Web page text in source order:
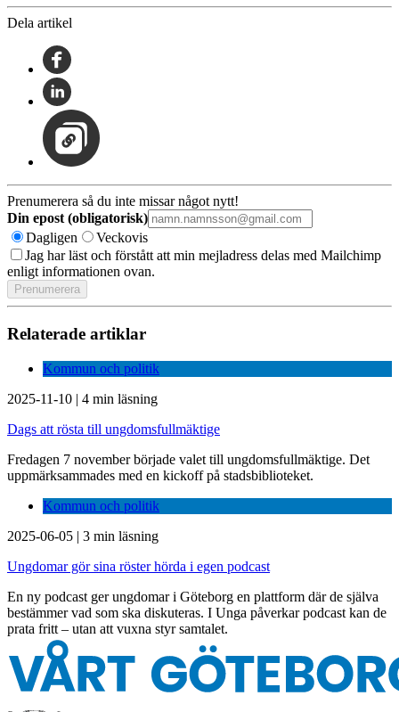
Dela artikel
Prenumerera så du inte missar något nytt!
Din epost (obligatorisk)
Dagligen
Veckovis
Jag har läst och förstått att min mejladress delas med Mailchimp
enligt informationen ovan.
Relaterade artiklar
Kommun och politik
2025-11-10 | 4 min läsning
Dags att rösta till ungdomsfullmäktige
Fredagen 7 november började valet till ungdomsfullmäktige. Det
uppmärksammades med en kickoff på stadsbiblioteket.
Kommun och politik
2025-06-05 | 3 min läsning
Ungdomar gör sina röster hörda i egen podcast
En ny podcast ger ungdomar i Göteborg en plattform där de själva
bestämmer vad som ska diskuteras. I Unga påverkar podcast kan de
prata fritt – utan att vuxna styr samtalet.